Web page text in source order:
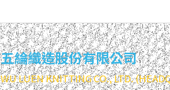
五綸織造股份有限公司
WU LUEN KNITTING CO., LTD.